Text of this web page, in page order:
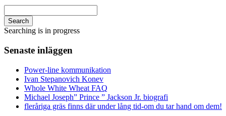
Search
Searching is in progress
Senaste inläggen
Power-line kommunikation
Ivan Stepanovich Konev
Whole White Wheat FAQ
Michael Joseph” Prince ” Jackson Jr. biografi
fleråriga gräs finns där under lång tid-om du tar hand om dem!